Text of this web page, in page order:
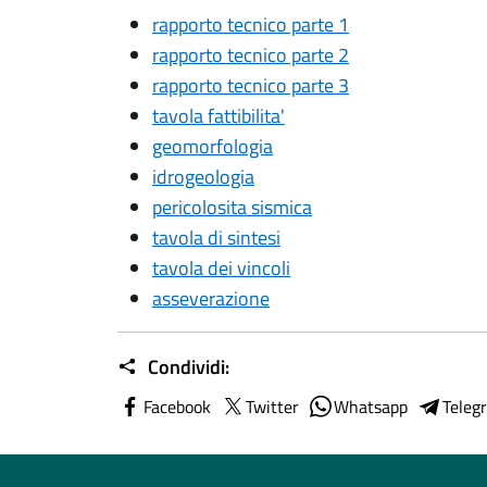
rapporto tecnico parte 1
rapporto tecnico parte 2
rapporto tecnico parte 3
tavola fattibilita'
geomorfologia
idrogeologia
pericolosita sismica
tavola di sintesi
tavola dei vincoli
asseverazione
Condividi:
Facebook Twitter Whatsapp